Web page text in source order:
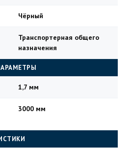
Чёрный
Транспортерная общего
назначения
1,7 мм
3000 мм